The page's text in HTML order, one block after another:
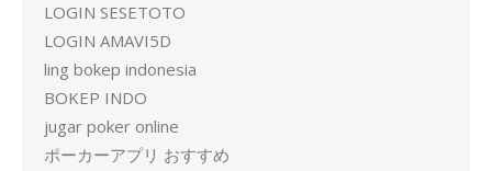
LOGIN SESETOTO
LOGIN AMAVI5D
ling bokep indonesia
BOKEP INDO
jugar poker online
ポーカーアプリ おすすめ